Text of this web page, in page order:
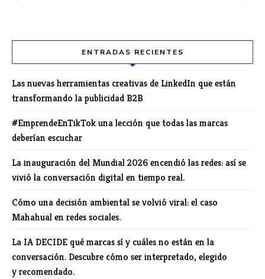
ENTRADAS RECIENTES
Las nuevas herramientas creativas de LinkedIn que están
transformando la publicidad B2B
#EmprendeEnTikTok una lección que todas las marcas
deberían escuchar
La inauguración del Mundial 2026 encendió las redes: así se
vivió la conversación digital en tiempo real.
Cómo una decisión ambiental se volvió viral: el caso
Mahahual en redes sociales.
La IA DECIDE qué marcas sí y cuáles no están en la
conversación. Descubre cómo ser interpretado, elegido
y recomendado.